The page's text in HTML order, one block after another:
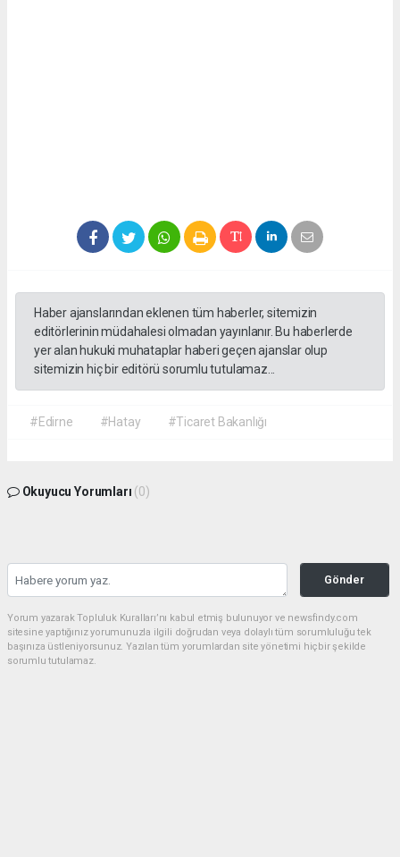
Haber ajanslarından eklenen tüm haberler, sitemizin
editörlerinin müdahalesi olmadan yayınlanır. Bu haberlerde
yer alan hukuki muhataplar haberi geçen ajanslar olup
sitemizin hiç bir editörü sorumlu tutulamaz...
#Edirne #Hatay #Ticaret Bakanlığı
Okuyucu Yorumları (0)
Gönder
Yorum yazarak Topluluk Kuralları’nı kabul etmiş bulunuyor ve newsfindy.com
sitesine yaptığınız yorumunuzla ilgili doğrudan veya dolaylı tüm sorumluluğu tek
başınıza üstleniyorsunuz. Yazılan tüm yorumlardan site yönetimi hiçbir şekilde
sorumlu tutulamaz.